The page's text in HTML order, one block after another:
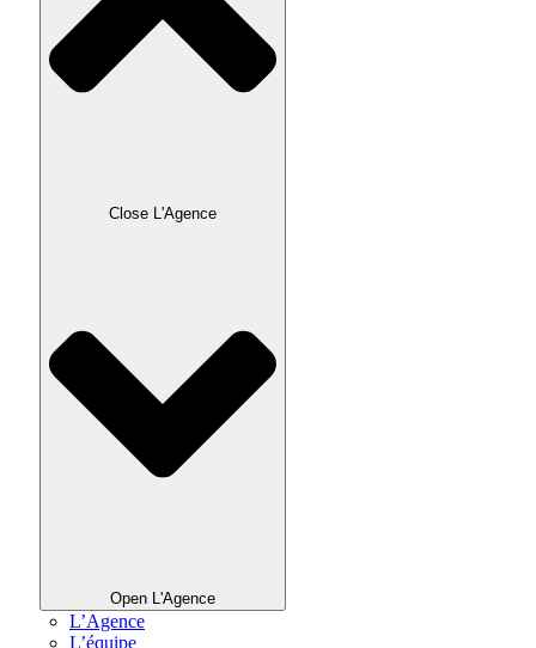
Close L'Agence
Open L'Agence
L’Agence
L’équipe